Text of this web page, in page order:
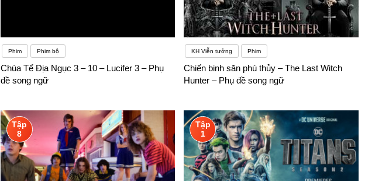
Phim Phim bộ
Chúa Tể Địa Ngục 3 – 10 – Lucifer 3 – Phụ
đề song ngữ
KH Viễn tưởng Phim
Chiến binh săn phù thủy – The Last Witch
Hunter – Phụ đề song ngữ
Tập
8
Tập
1